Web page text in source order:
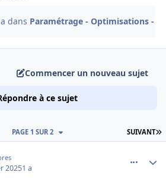
dans Paramétrage - Optimisations -
Commencer un nouveau sujet
à ce sujet
SUIVANT
PAGE 1 SUR 2
20251 a